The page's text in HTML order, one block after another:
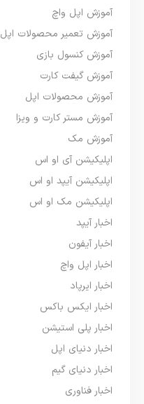
آموزش اپل واچ
آموزش تعمیر محصولات اپل
آموزش کنسول بازی
آموزش گیفت کارت
آموزش محصولات اپل
آموزش مستر کارت و ویزا
آموزش مک
اپلیکیشن آی او اس
اپلیکیشن آیپد او اس
اپلیکیشن مک او اس
اخبار آیپد
اخبار آیفون
اخبار اپل واچ
اخبار ایرپاد
اخبار ایکس باکس
اخبار پلی استیشن
اخبار دنیای اپل
اخبار دنیای گیم
اخبار فناوری